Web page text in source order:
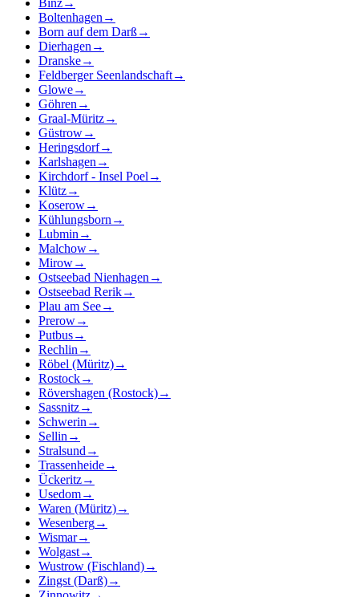
Binz→
Boltenhagen →
Born auf dem Darß→
Dierhagen →
Dranske→
Feldberger Seenlandschaft→
Glowe→
Göhren →
Graal-Müritz→
Güstrow→
Heringsdorf→
Karlshagen →
Kirchdorf - Insel Poel →
Klütz→
Koserow→
Kühlungsborn →
Lubmin →
Malchow→
Mirow→
Ostseebad Nienhagen →
Ostseebad Rerik→
Plau am See→
Prerow→
Putbus→
Rechlin →
Röbel (Müritz)→
Rostock→
Rövershagen (Rostock)→
Sassnitz→
Schwerin →
Sellin →
Stralsund →
Trassenheide→
Ückeritz→
Usedom→
Waren (Müritz)→
Wesenberg→
Wismar→
Wolgast→
Wustrow (Fischland)→
Zingst (Darß)→